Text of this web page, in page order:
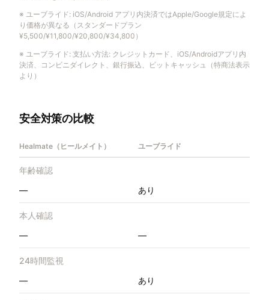
※ ユーブライド : iOS/Android アプリ内決済ではApple/Google規定によ
り価格が異なる（スタンダードプラン
¥5,500/¥11,800/¥20,800/¥34,800）
※ ユーブライド : 支払い方法: クレジットカード、iOS/Androidアプリ内
決済、コンビニダイレクト、銀行振込、ビットキャッシュ（特商法表示
より）
安全対策の比較
Healmate（ヒールメイト） ユーブライド
年齢確認
—
あり
本人確認
—
—
24時間監視
—
あり